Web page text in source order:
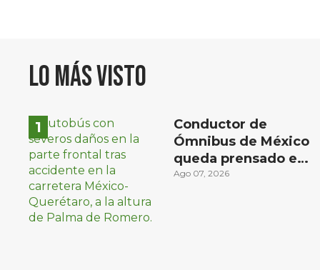
Lo más visto
Conductor de
Ómnibus de México
queda prensado en
choque con
Ago 07, 2026